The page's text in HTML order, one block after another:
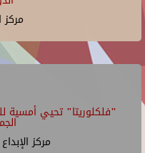
مركز
"فلكلوريتا" تحيي أمسية
مركز